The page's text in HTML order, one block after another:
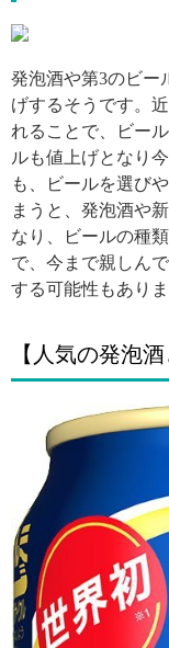
引用: https://i.pinimg.com/564x/
発泡酒や第3のビー
げするそうです。
れることで、ビー
ルも値上げとなり
も、ビールを選び
まうと、発泡酒や
なり、ビールの種
で、今まで親しん
する可能性もありま
【人気の発泡